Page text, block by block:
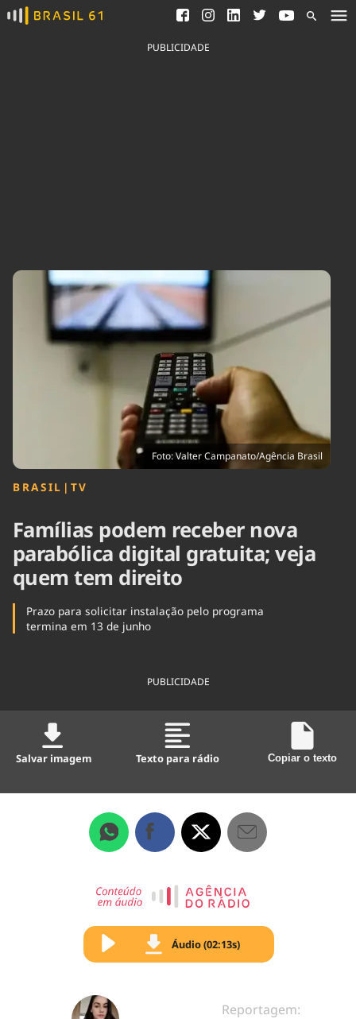
Ver todas as notícias
Saneamento
Indicadores
Agronegócios
Brasil Mineral
Ciência &
Comportamento
Cultura
Economia
Educação
Infraestrutura
Internacional
Política
Saúde
Tempo
PUBLICIDADE
Foto: Valter Campanato/Agência Brasil
BRASIL | TV
Famílias podem receber nova
parabólica digital gratuita; veja
quem tem direito
Prazo para solicitar instalação pelo programa
termina em 13 de junho
PUBLICIDADE
Salvar imagem Texto para rádio Copiar o texto
Áudio (02:13s)
Reportagem: